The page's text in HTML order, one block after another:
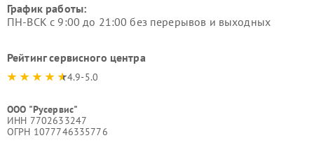
График работы:
ПН-ВСК с 9:00 до 21:00 без перерывов и выходных
Рейтинг сервисного центра
4.9-5.0
ООО "Русервис"
ИНН 7702633247
ОГРН 1077746335776